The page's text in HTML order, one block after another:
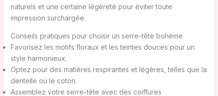
naturels et une certaine légèreté pour éviter toute
impression surchargée.
Conseils pratiques pour choisir un serre-tête bohème
Favorisez les motifs floraux et les teintes douces pour un
style harmonieux.
Optez pour des matières respirantes et légères, telles que la
dentelle ou le coton.
Assemblez votre serre-tête avec des coiffures